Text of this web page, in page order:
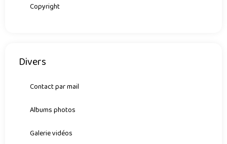
Copyright
Divers
Contact par mail
Albums photos
Galerie vidéos